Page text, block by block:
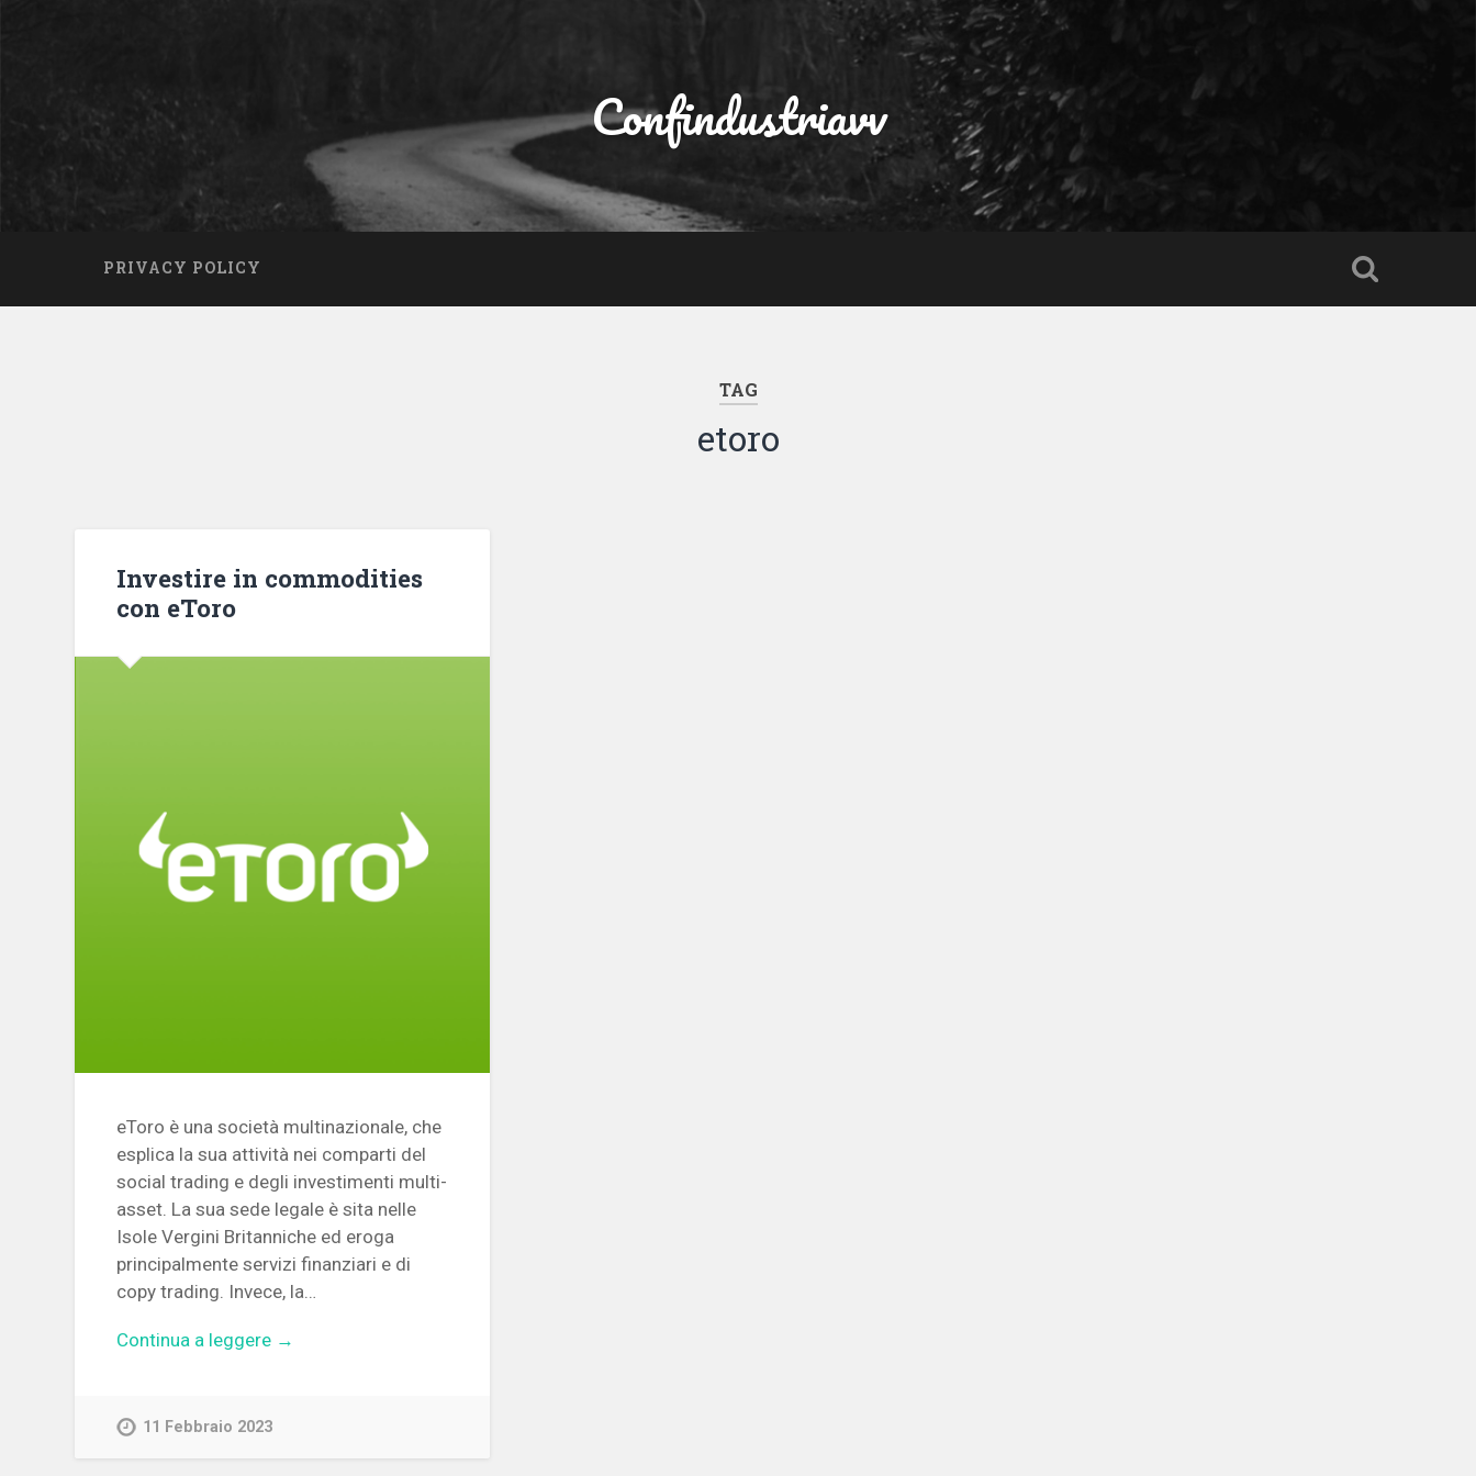
Confindustriavv
PRIVACY POLICY
TAG
etoro
Investire in commodities
con eToro
eToro è una società multinazionale, che
esplica la sua attività nei comparti del
social trading e degli investimenti multi-
asset. La sua sede legale è sita nelle
Isole Vergini Britanniche ed eroga
principalmente servizi finanziari e di
copy trading. Invece, la…
Continua a leggere →
11 Febbraio 2023